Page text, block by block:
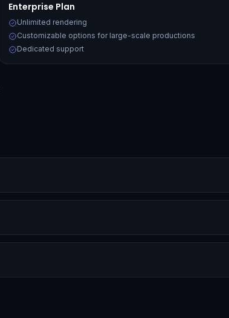
Enterprise Plan
Unlimited rendering
Customizable options for large-scale productions
Dedicated support